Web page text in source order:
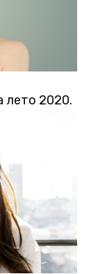
лето 2020.